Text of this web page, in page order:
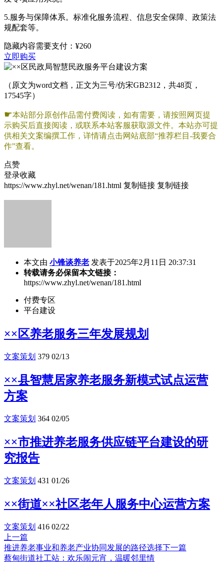
5.服务与保障体系。标准化服务流程、信息安全保障、政策法
规配套等。
隐藏内容需要支付： ¥260
立即购买
（原文为word文档，正文为三号/仿宋GB2312，共48页，
17545字）
☛本站部分原创作品需付费阅读，如有需要，请按照网页提
示购买后直接阅读，或联系本站客服获取源文件。本站亦可提
供相关文案编撰工作，详情请点击网站底部“推荐栏目-我要合
作”查看。
点赞
登录收藏
https://www.zhyl.net/wenan/181.html 复制链接 复制链接
本文由 小锋谈养老 发表于2025年2月11日 20:37:31
转载请务必保留本文链接：
https://www.zhyl.net/wenan/181.html
付费专区
平台建设
××区养老服务三年发展规划
文案策划 379 02/13
××县智慧居家养老服务新模式试点运营
方案
文案策划 364 02/05
××市推进养老服务供应链平台建设的研
究报告
文案策划 431 01/26
××街道××社区老年人服务中心运营方案
文案策划 416 02/22
上一篇
推进养老事业和养老产业协同发展的路径选择下一篇
蔡甸街道社工站：欢乐闹元宵，温暖邻里情